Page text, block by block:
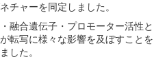
チャーを同定しました。
融合遺伝子・プロモーター活性と
転写に様々な影響を及ぼすことを
した。